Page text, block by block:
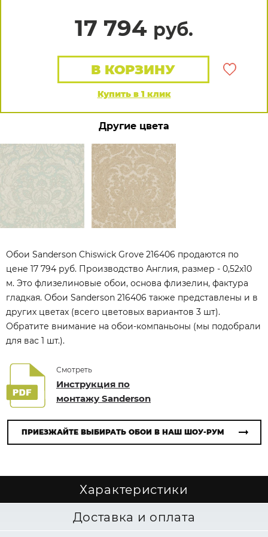
17 794 руб.
Купить в 1 клик
В КОРЗИНУ
Другие цвета
Обои Sanderson Chiswick Grove 216406 продаются по
цене 17 794 руб. Производство Англия, размер - 0,52x10
м. Это флизелиновые обои, основа флизелин, фактура
гладкая. Обои Sanderson 216406 также представлены и в
других цветах (всего цветовых вариантов 3 шт).
Обратите внимание на обои-компаньоны (мы подобрали
для вас 1 шт.).
Смотреть
Инструкция по
монтажу Sanderson
ПРИЕЗЖАЙТЕ ВЫБИРАТЬ ОБОИ В НАШ ШОУ-РУМ
Характеристики
Доставка и оплата